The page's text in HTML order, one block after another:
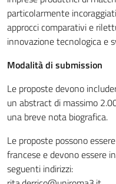
particolarmente
approcci comparativi e
innovazione tecnologica e
Modalità di submission
Le proposte devono
un abstract di massimo
una breve nota biografica.
Le proposte possono
francese e devono essere
seguenti indirizzi: